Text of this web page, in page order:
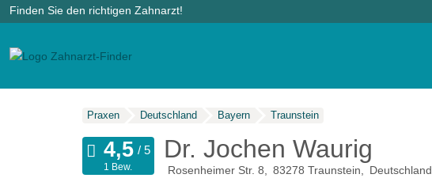
Finden Sie den richtigen Zahnarzt!
Praxen Deutschland Bayern Traunstein
Dr. Jochen Waurig
Rosenheimer Str. 8 83278 Traunstein Deutschland
1 Bew.